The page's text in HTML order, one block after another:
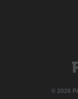
Legislator Iran: AS
Dua Orang di UEA
© 2026